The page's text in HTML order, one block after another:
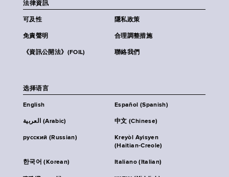
法律資訊
可及性 隱私政策
免責聲明 合理調整措施
《資訊公開法》(FOIL) 聯絡我們
选择语言
English Español (Spanish)
العربية (Arabic) 中文 (Chinese)
русский (Russian)
Kreyòl Ayisyen
(Haitian-Creole)
한국어 (Korean) Italiano (Italian)